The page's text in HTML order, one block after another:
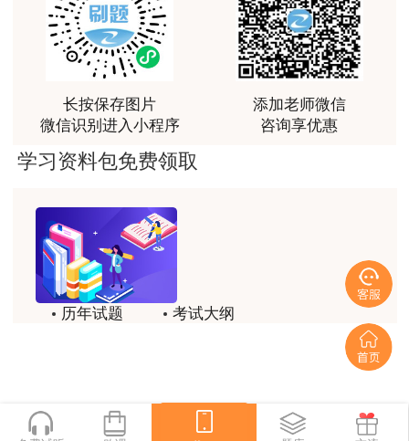
历，从事安全生产业务满5年；或具有其他专业大
学专科学历，从事安全生产业务满6年。
历，从事安全生产业务满3年；或具有其他专业大
位，从事安全生产业务满2年；或具有其他专业第
二学士学位，从事安全生产业务满3年。
（4）具有安全工程及相关专业硕士学位，从
事安全生产业务满1年；或具有其他专业硕士学
年。
生产技术今年的教学比起去年，在实例的列举上更丰
富生动。
用户m3****68
课程清晰易懂，便于记忆，老师重难点讲解也很清晰
用户we****66
跟着老师学习理解的特别快，比自己学习容易多了
用户m0****66
贾老师讲的很有水平，这次考过全靠他了
用户m0****68
贾老师一如既往的稳
回顾整个学习过程，我收获的不仅是证书和技能，更
网课像一位循循善诱的引路人，让我相信只要选对方
法、坚持行动，每个人都能突破自己的天花板，真心
长按保存图片
微信识别进入小程序
添加老师微信
咨询享优惠
学习资料包免费领取
历年试题
考试大纲